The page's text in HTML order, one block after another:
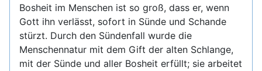
Bosheit im Menschen ist so groß, dass er, wenn
Gott ihn verlässt, sofort in Sünde und Schande
stürzt. Durch den Sündenfall wurde die
Menschennatur mit dem Gift der alten Schlange,
mit der Sünde und aller Bosheit erfüllt; sie arbeitet